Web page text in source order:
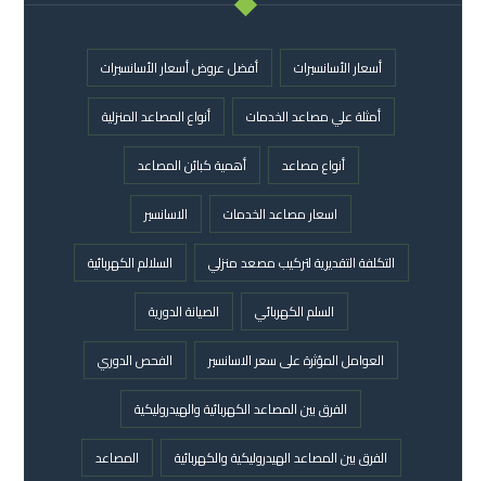
أسعار الأسانسيرات
أفضل عروض أسعار الأسانسيرات
أمثلة علي مصاعد الخدمات
أنواع المصاعد المنزلية
أنواع مصاعد
أهمية كبائن المصاعد
اسعار مصاعد الخدمات
الاسانسير
التكلفة التقديرية لتركيب مصعد منزلي
السلالم الكهربائية
السلم الكهربائي
الصيانة الدورية
العوامل المؤثرة على سعر الاسانسير
الفحص الدوري
الفرق بين المصاعد الكهربائية والهيدروليكية
الفرق بين المصاعد الهيدروليكية والكهربائية
المصاعد